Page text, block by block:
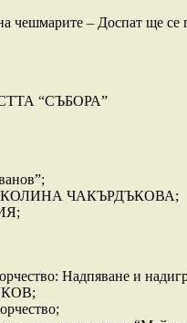
чешмарите – Доспат ще се
“СЪБОРА”
НИКОЛИНА ЧАКЪРДЪКОВА;
Надпяване и